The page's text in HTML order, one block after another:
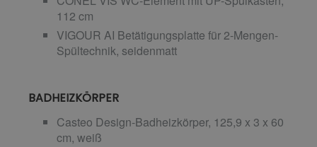
112 cm
VIGOUR AI Betätigungsplatte für 2-Mengen-
Spültechnik, seidenmatt
BADHEIZKÖRPER
Casteo Design-Badheizkörper, 125,9 x 3 x 60
cm, weiß